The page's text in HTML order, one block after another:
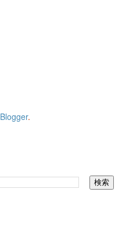
Blogger.